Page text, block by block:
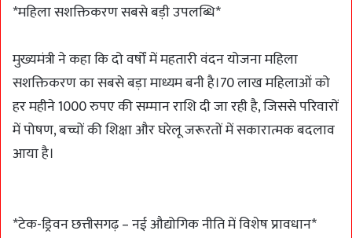
*महिला सशक्तिकरण सबसे बड़ी उपलब्धि*
मुख्यमंत्री ने कहा कि दो वर्षों में महतारी वंदन योजना महिला
सशक्तिकरण का सबसे बड़ा माध्यम बनी है।70 लाख महिलाओं को
हर महीने 1000 रुपए की सम्मान राशि दी जा रही है, जिससे परिवारों
में पोषण, बच्चों की शिक्षा और घरेलू जरूरतों में सकारात्मक बदलाव
आया है।
*टेक-ड्रिवन छत्तीसगढ़ – नई औद्योगिक नीति में विशेष प्रावधान*